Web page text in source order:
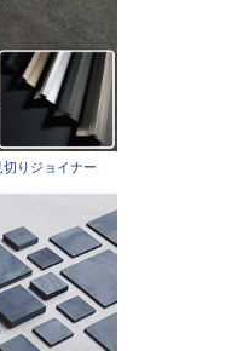
切りジョイナー